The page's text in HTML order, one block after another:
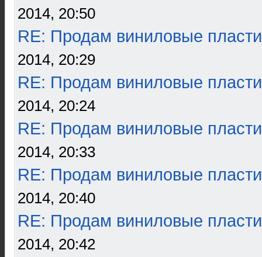
2014, 20:50
RE: Продам виниловые
2014, 20:29
RE: Продам виниловые
2014, 20:24
RE: Продам виниловые
2014, 20:33
RE: Продам виниловые
2014, 20:40
RE: Продам виниловые
2014, 20:42